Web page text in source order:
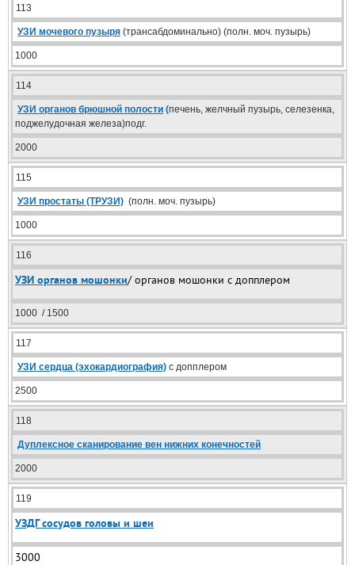
113
УЗИ мочевого пузыря (трансабдоминально) (полн. моч. пузырь)
1000
114
УЗИ органов брюшной полости (печень, желчный пузырь, селезенка,
поджелудочная железа)подг.
2000
115
УЗИ простаты (ТРУЗИ) (полн. моч. пузырь)
1000
116
УЗИ органов мошонки/ органов мошонки с допплером
1000 / 1500
117
УЗИ сердца (эхокардиография) с допплером
2500
118
Дуплексное сканирование вен нижних конечностей
2000
119
УЗДГ сосудов головы и шеи
3000